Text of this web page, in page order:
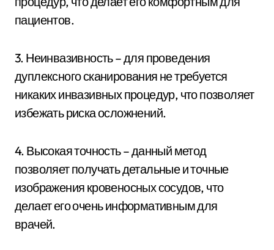
пациентов.
3. Неинвазивность – для проведения
дуплексного сканирования не требуется
никаких инвазивных процедур, что позволяет
избежать риска осложнений.
4. Высокая точность – данный метод
позволяет получать детальные и точные
изображения кровеносных сосудов, что
делает его очень информативным для
врачей.